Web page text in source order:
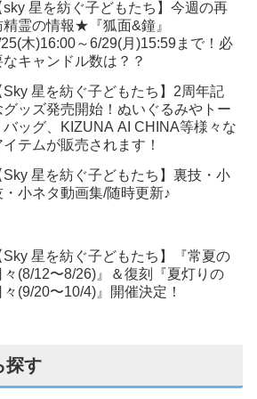
sky 星を紡ぐ子どもたち】今週の再
精霊の情報★『狐面&鐘』
木)16:00～6/29(月)15:59まで！必
なキャンドル数は？？
Sky 星を紡ぐ子どもたち】2周年記
グッズ発売開始！ぬいぐるみやトー
バッグ、KIZUNA AI CHINA等様々な
イテムが販売されます！
Sky 星を紡ぐ子どもたち】裏技・小
・小ネタ動画集/随時更新♪
Sky 星を紡ぐ子どもたち】『常夏の
々(8/12〜8/26)』＆復刻『夏灯りの
々(9/20〜10/4)』開催決定！
探す